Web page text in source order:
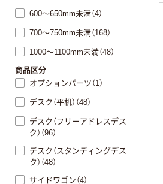
600～650mm未満（4）
700～750mm未満（168）
1000～1100mm未満（48）
商品区分
オプションパーツ（1）
デスク（平机）（48）
デスク（フリーアドレスデス
ク）（96）
デスク（スタンディングデス
ク）（48）
サイドワゴン（4）